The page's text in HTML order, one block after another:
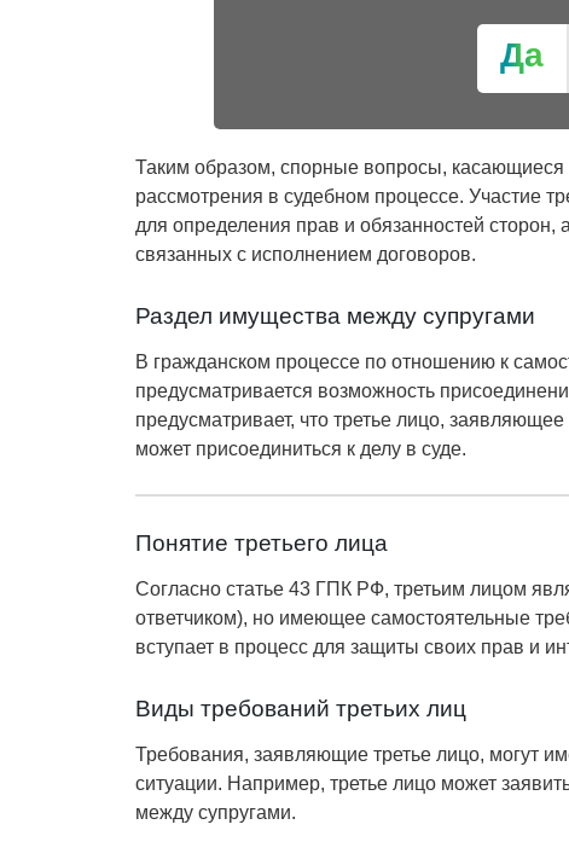
Да
Таким образом, спорные вопросы, касающиеся
рассмотрения в судебном процессе. Участие
для определения прав и обязанностей
связанных с исполнением договоров.
Раздел имущества между супругами
В гражданском процессе по отношению к
предусматривается возможность
предусматривает, что третье лицо,
может присоединиться к делу в суде.
Понятие третьего лица
Согласно статье 43 ГПК РФ, третьим лицом
ответчиком), но имеющее самостоятельные
вступает в процесс для защиты своих прав и
Виды требований третьих лиц
Требования, заявляющие третье лицо, могут
ситуации. Например, третье лицо может
между супругами.